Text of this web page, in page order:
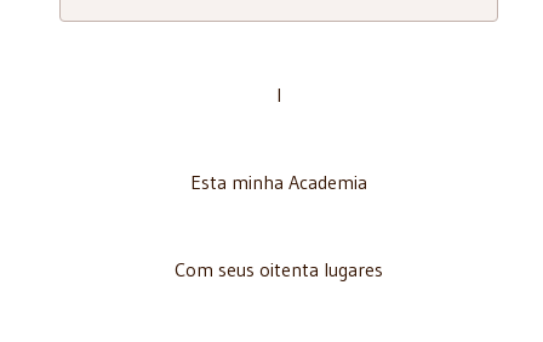
I
Esta minha Academia
Com seus oitenta lugares